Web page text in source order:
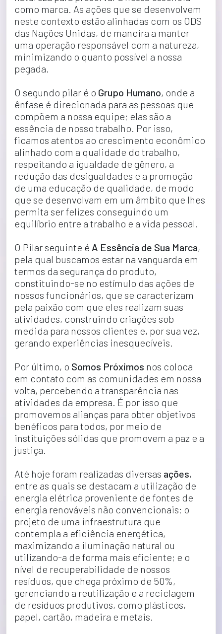
como marca. As ações que se desenvolvem
neste contexto estão alinhadas com os ODS
das Nações Unidas, de maneira a manter
uma operação responsável com a natureza,
minimizando o quanto possível a nossa
pegada.
O segundo pilar é o Grupo Humano, onde a
ênfase é direcionada para as pessoas que
compõem a nossa equipe; elas são a
essência de nosso trabalho. Por isso,
ficamos atentos ao crescimento econômico
alinhado com a qualidade do trabalho,
respeitando a igualdade de gênero, a
redução das desigualdades e a promoção
de uma educação de qualidade, de modo
que se desenvolvam em um âmbito que lhes
permita ser felizes conseguindo um
equilíbrio entre a trabalho e a vida pessoal.
O Pilar seguinte é A Essência de Sua Marca,
pela qual buscamos estar na vanguarda em
termos da segurança do produto,
constituindo-se no estímulo das ações de
nossos funcionários, que se caracterizam
pela paixão com que eles realizam suas
atividades, construindo criações sob
medida para nossos clientes e, por sua vez,
gerando experiências inesquecíveis.
Por último, o Somos Próximos nos coloca
em contato com as comunidades em nossa
volta, percebendo a transparência nas
atividades da empresa. É por isso que
promovemos alianças para obter objetivos
benéficos para todos, por meio de
instituições sólidas que promovem a paz e a
justiça.
Até hoje foram realizadas diversas ações,
entre as quais se destacam a utilização de
energia elétrica proveniente de fontes de
energia renováveis não convencionais; o
projeto de uma infraestrutura que
contempla a eficiência energética,
maximizando a iluminação natural ou
utilizando-a de forma mais eficiente; e o
nível de recuperabilidade de nossos
resíduos, que chega próximo de 50%,
gerenciando a reutilização e a reciclagem
de resíduos produtivos, como plásticos,
papel, cartão, madeira e metais.